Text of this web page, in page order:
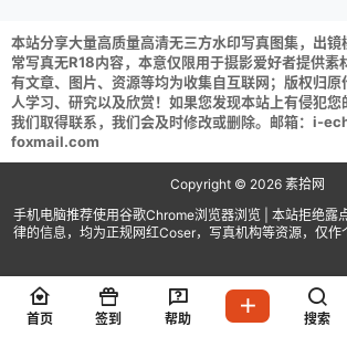
本站分享大量高质量高清无三方水印写真图集，出镜
常写真无R18内容，本意仅限用于摄影爱好者提供素
有文章、图片、资源等均为收集自互联网；版权归
人学习、研究以及欣赏！如果您发现本站上有侵犯您
我们取得联系，我们会及时修改或删除。邮箱：i-
foxmail.com
Copyright © 2026 素拾网
手机电脑推荐使用谷歌Chrome浏览器浏览 | 本站拒绝露
律的信息，均为正规网红Coser，写真机构等资源，仅作
首页 签到 帮助 搜索